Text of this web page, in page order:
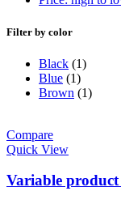
Filter by color
Black (1)
Blue (1)
Brown (1)
Compare
Quick View
Variable product